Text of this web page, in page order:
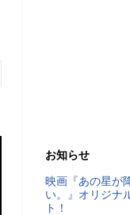
お知らせ
映画『あの星が
い。』オリジナ
ト！